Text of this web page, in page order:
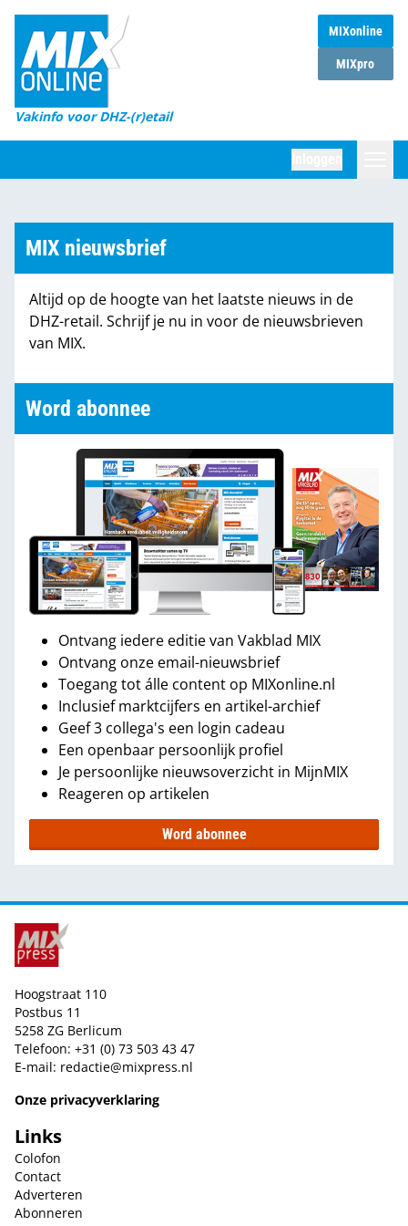
MIXonline
MIXpro
Vakinfo voor DHZ-(r)etail
Home
Magazines
DHZ Sessie
Marktcijfers
Partners
MIX nieuwsbrief
Altijd op de hoogte van het laatste nieuws in de
DHZ-retail. Schrijf je nu in voor de nieuwsbrieven
van MIX.
Word abonnee
Ontvang iedere editie van Vakblad MIX
Ontvang onze email-nieuwsbrief
Toegang tot álle content op MIXonline.nl
Inclusief marktcijfers en artikel-archief
Geef 3 collega's een login cadeau
Een openbaar persoonlijk profiel
Je persoonlijke nieuwsoverzicht in MijnMIX
Reageren op artikelen
Word abonnee
Hoogstraat 110
Postbus 11
5258 ZG Berlicum
Telefoon: +31 (0) 73 503 43 47
E-mail: redactie@mixpress.nl
Onze privacyverklaring
Links
Colofon
Contact
Adverteren
Abonneren